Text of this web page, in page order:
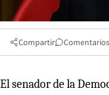
Compartir Comentarios
El senador de la